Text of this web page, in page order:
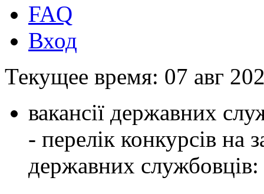
FAQ
Вход
Текущее время: 07 авг
вакансії державних
- перелік конкурсів на
державних службовців: